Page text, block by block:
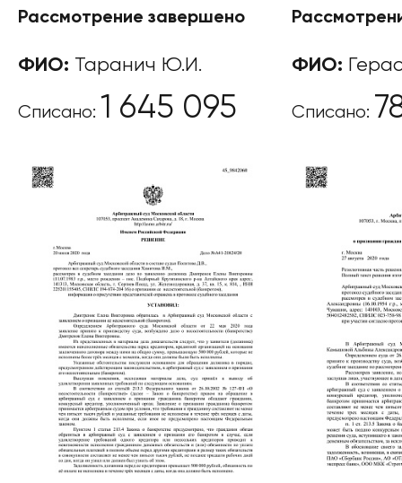
Рассмотрение завершено
ФИО: Таранич Ю.И.
Списано: 1 645 095
ФИО:
Списано:
Этапы
Дела
Отзывы